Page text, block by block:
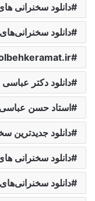
دانلود سخنرانی
دانلود
دانلود دکتر عباسی
استاد حسن عباسی
دانلود جدیدترین
دانلود سخنرانی
دانلود